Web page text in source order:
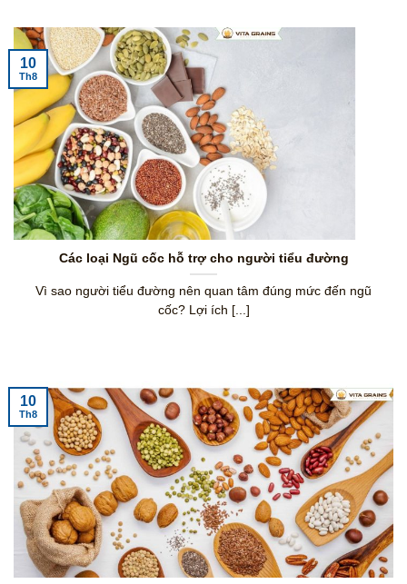
Các loại Ngũ cốc hỗ trợ cho người tiểu đường
Vì sao người tiểu đường nên quan tâm đúng mức đến ngũ
cốc? Lợi ích [...]
10
Th8
10
Th8